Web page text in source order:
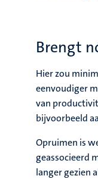
Brengt
Hier zou
eenvoudiger
van
bijvoorbeeld
Opruimen is
geassocieerd
langer gezien